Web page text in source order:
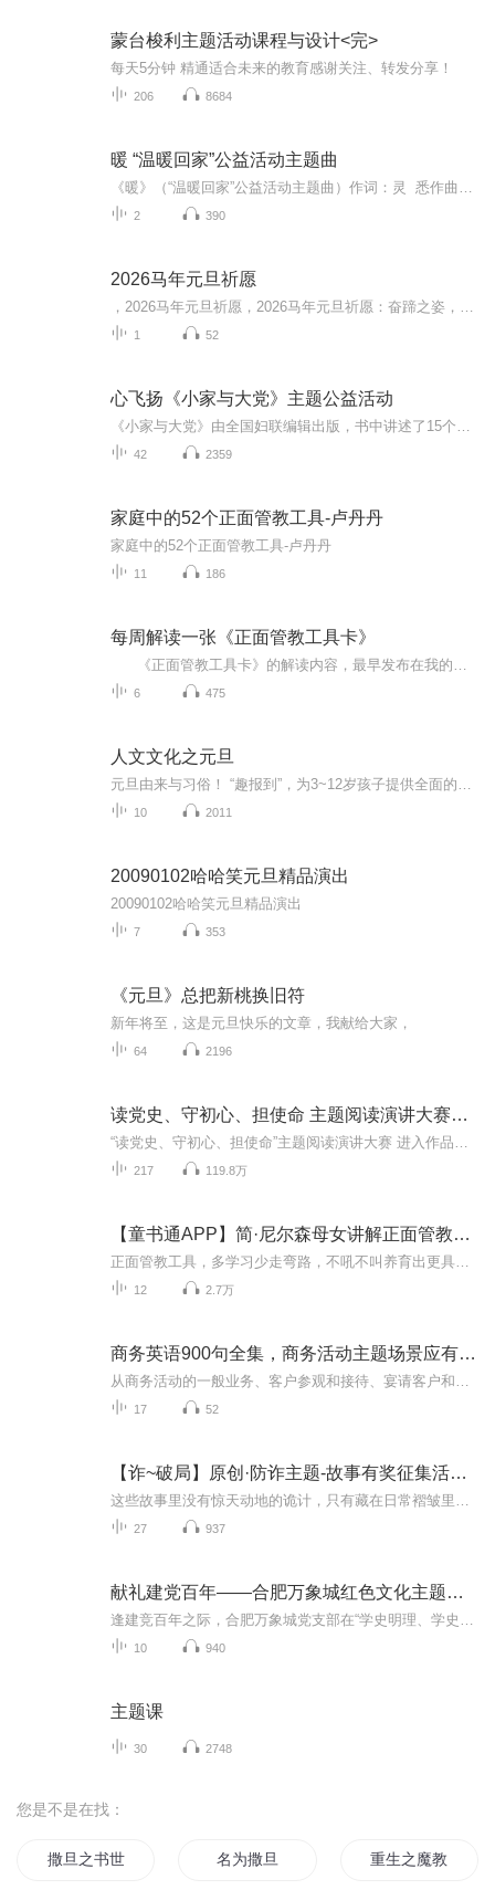
蒙台梭利主题活动课程与设计<完>
每天5分钟 精通适合未来的教育感谢关注、转发分享！
206 8684
暖 “温暖回家”公益活动主题曲
2 390
2026马年元旦祈愿
1 52
心飞扬《小家与大党》主题公益活动
42 2359
家庭中的52个正面管教工具-卢丹丹
家庭中的52个正面管教工具-卢丹丹
11 186
每周解读一张《正面管教工具卡》
6 475
人文文化之元旦
10 2011
20090102哈哈笑元旦精品演出
20090102哈哈笑元旦精品演出
7 353
《元旦》总把新桃换旧符
新年将至，这是元旦快乐的文章，我献给大家，
64 2196
读党史、守初心、担使命 主题阅读演讲大赛活动
217 119.8万
【童书通APP】简·尼尔森母女讲解正面管教工具
12 2.7万
商务英语900句全集，商务活动主题场景应有尽有最新
17 52
【诈~破局】原创·防诈主题-故事有奖征集活动开始了
27 937
献礼建党百年——合肥万象城红色文化主题月活动
10 940
主题课
30 2748
您是不是在找：
撒旦之书世界末日 名为撒旦 重生之魔教教主